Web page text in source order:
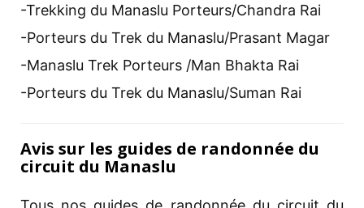
-Trekking du Manaslu Porteurs/Chandra Rai
-Porteurs du Trek du Manaslu/Prasant Magar
-Manaslu Trek Porteurs /Man Bhakta Rai
-Porteurs du Trek du Manaslu/Suman Rai
Avis sur les guides de randonnée du
circuit du Manaslu